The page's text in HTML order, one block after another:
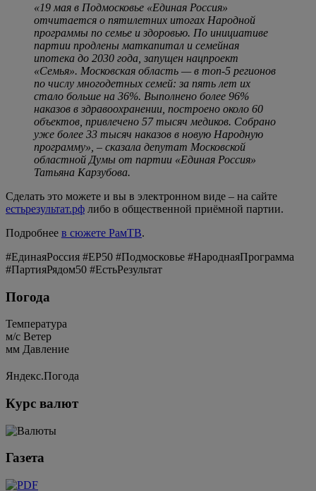
«19 мая в Подмосковье «Единая Россия»
отчитается о пятилетних итогах Народной
программы по семье и здоровью. По инициативе
партии продлены маткапитал и семейная
ипотека до 2030 года, запущен нацпроект
«Семья». Московская область — в топ-5 регионов
по числу многодетных семей: за пять лет их
стало больше на 36%. Выполнено более 96%
наказов в здравоохранении, построено около 60
объектов, привлечено 57 тысяч медиков. Собрано
уже более 33 тысяч наказов в новую Народную
программу», – сказала депутат Московской
областной Думы от партии «Единая Россия»
Татьяна Карзубова.
Сделать это можете и вы в электронном виде – на сайте
естьрезультат.рф либо в общественной приёмной партии.
Подробнее в сюжете РамТВ.
#ЕдинаяРоссия #ЕР50 #Подмосковье #НароднаяПрограмма
#ПартияРядом50 #ЕстьРезультат
Погода
Температура
м/c Ветер
мм Давление
Яндекс.Погода
Курс валют
Газета